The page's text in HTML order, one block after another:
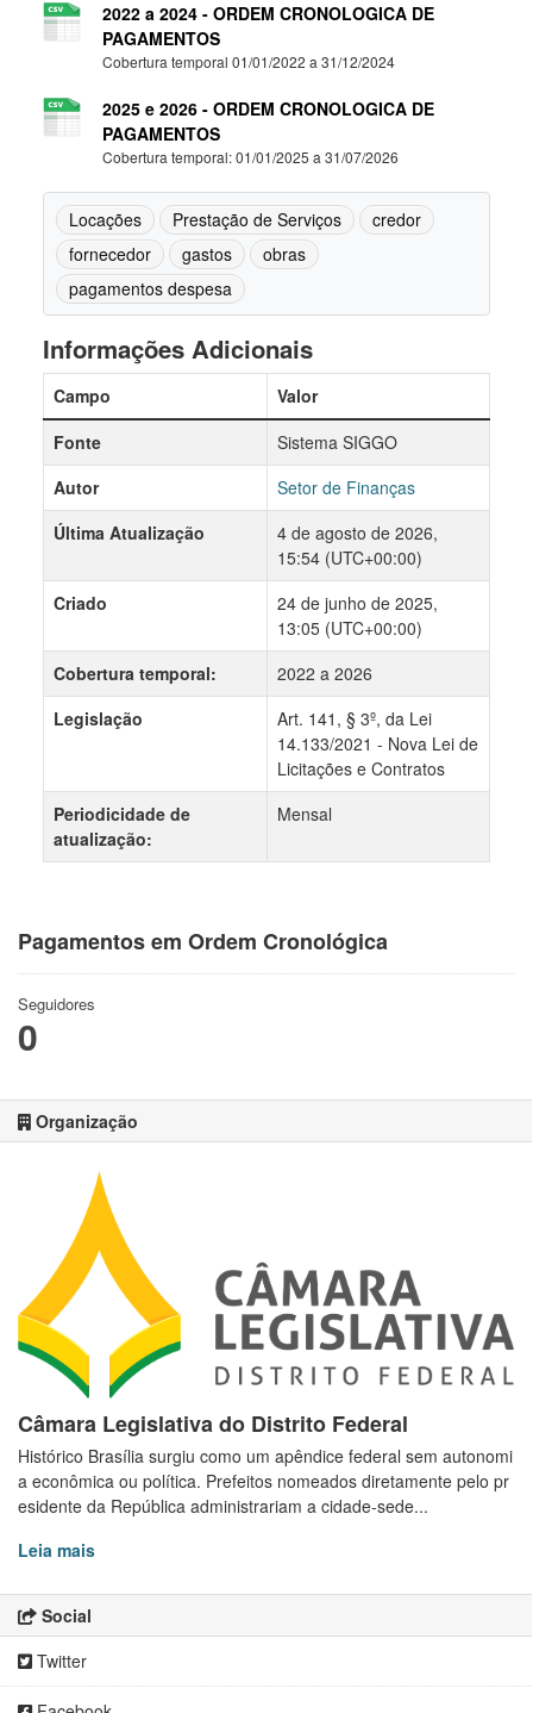
Pagamentos em Ordem Cronológica
Seguidores
0
Organização
Câmara Legislativa do Distrito Federal
Histórico Brasília surgiu como um apêndice federal sem autonomi
a econômica ou política. Prefeitos nomeados diretamente pelo pr
esidente da República administrariam a cidade-sede...
Leia mais
Social
Twitter
2022 a 2024 - ORDEM CRONOLOGICA DE
PAGAMENTOS
Cobertura temporal 01/01/2022 a 31/12/2024
2025 e 2026 - ORDEM CRONOLOGICA DE
PAGAMENTOS
Cobertura temporal: 01/01/2025 a 31/07/2026
Locações Prestação de Serviços
credor
fornecedor
gastos
obras
pagamentos despesa
Informações Adicionais
Campo
Valor
Fonte
Sistema SIGGO
Autor
Setor de Finanças
Última Atualização
4 de agosto de 2026,
15:54 (UTC+00:00)
Criado
24 de junho de 2025,
13:05 (UTC+00:00)
Cobertura temporal:
2022 a 2026
Legislação
Art. 141, § 3º, da Lei
14.133/2021 - Nova Lei de
Licitações e Contratos
Periodicidade de
atualização:
Mensal